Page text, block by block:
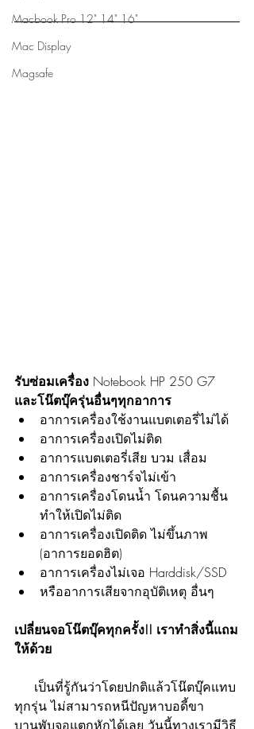
Macbook Pro 12" 14" 16"
Mac Display
Magsafe
รับซ่อมเครื่อง Notebook HP 250 G7
และโน๊ตบุ๊ครุ่นอื่นๆทุกอาการ
อาการเครื่องใช้งานแบตเตอรี่ไม่ได้
อาการเครื่องเปิดไม่ติด
อาการแบตเตอรี่เสีย บวม เสื่อม
อาการเครื่องชาร์จไม่เข้า
อาการเครื่องโดนน้ำ โดนความชื้น
ทำให้เปิดไม่ติด
อาการเครื่องเปิดติด ไม่ขึ้นภาพ
(อาการยอดฮิต)
อาการเครื่องไม่เจอ Harddisk/SSD
หรืออาการเสียจากอุบัติเหตุ อื่นๆ
เปลี่ยนจอโน๊ตบุ๊คทุกครั้ง!! เราทำสิ่งนี้แถม
ให้ด้วย
เป็นที่รู้กันว่าโดยปกติแล้วโน๊ตบุ๊คแทบ
ทุกรุ่น ไม่สามารถหนีปัญหาบอดี้ขา
บานพับจอแตกหักได้เลย วันนี้ทางเรามีวิธี